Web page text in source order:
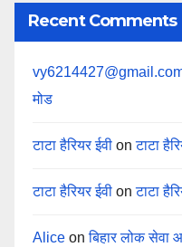
Recent Comments
मोड
टाटा हैरियर ईवी onटाटा
टाटा हैरियर ईवी onटाटा
Alice onबिहार लोक सेवा